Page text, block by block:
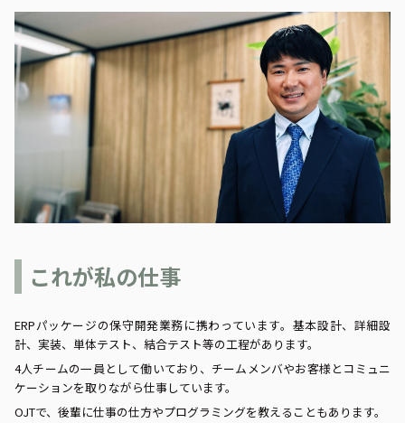
Tag List
すべて 会社情報
コンプライアンス・CSR
社員インタビュー
エンジニアの仕事
総務の仕事
制度・文化
案件プロジェクトのご相談はこちら
これが私の仕事
ERPパッケージの保守開発業務に携わっています。基本設計、詳細設
計、実装、単体テスト、結合テスト等の工程があります。
4人チームの一員として働いており、チームメンバやお客様とコミュニ
ケーションを取りながら仕事しています。
OJTで、後輩に仕事の仕方やプログラミングを教えることもあります。